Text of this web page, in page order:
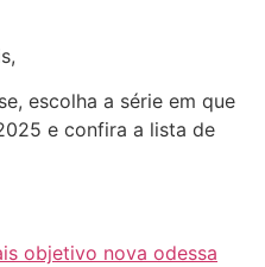
escolha a série em que
e confira a lista de
objetivo nova odessa